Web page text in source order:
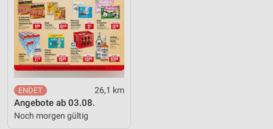
26,1 km
Angebote ab 03.08.
Noch morgen gültig